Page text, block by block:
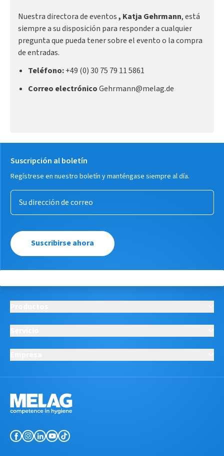
Nuestra directora de eventos, Katja Gehrmann, está
siempre a su disposición para responder a cualquier
pregunta que pueda tener sobre el evento o la compra
de entradas.
Teléfono:+49 (0) 30 75 79 11 5861
Correo electrónicoGehrmann@melag.de
Suscripción al boletín
Regístrese en nuestro boletín y manténgase siempre al día.
Suscribirse ahora